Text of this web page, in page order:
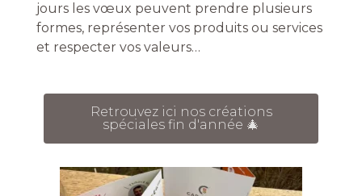
jours les vœux peuvent prendre plusieurs
formes, représenter vos produits ou services
et respecter vos valeurs…
Retrouvez ici nos créations
spéciales fin d'année 🎄